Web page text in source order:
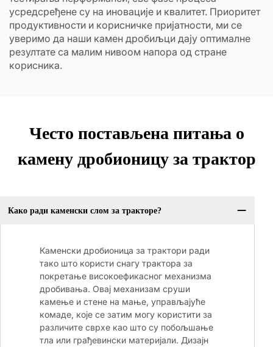
усредсређене су на иновације и квалитет. Приоритет
продуктивности и корисничке пријатности, ми се
уверимо да наши камен дробиљци дају оптималне
резултате са малим нивоом напора од стране
корисника.
Често постављена питања о
камену дробионицу за трактор
Како ради каменски слом за тракторе?
Каменски дробионица за трактори ради
тако што користи снагу трактора за
покретање високоефикасног механизма
дробивања. Овај механизам сруши
камење и стене на мање, управљајуће
комаде, које се затим могу користити за
различите сврхе као што су побољшање
тла или грађевински материјали. Дизајн